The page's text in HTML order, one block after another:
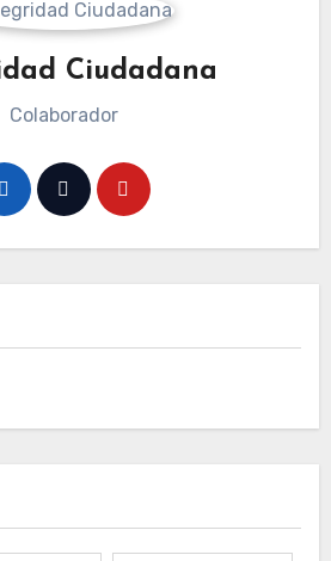
Ciudadana
Colaborador